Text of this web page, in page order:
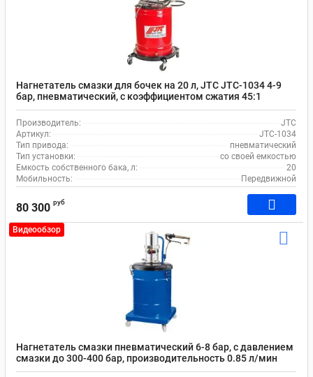
Нагнетатель смазки для бочек на 20 л, JTC JTC-1034 4-9
бар, пневматический, с коэффициентом сжатия 45:1
Производитель:
JTC
Артикул:
JTC-1034
Тип привода:
пневматический
Тип установки:
со своей емкостью
Емкость собственного бака, л:
20
Мобильность:
Передвижной
80 300 руб
Видеообзор
Нагнетатель смазки пневматический 6-8 бар, с давлением
смазки до 300-400 бар, производительность 0.85 л/мин
AE&T HG-68245